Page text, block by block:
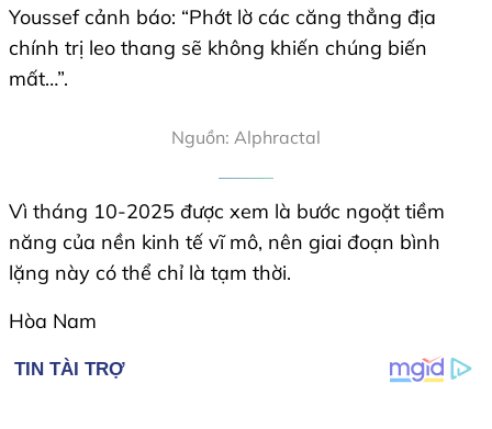
Youssef cảnh báo: “Phớt lờ các căng thẳng địa
chính trị leo thang sẽ không khiến chúng biến
mất…”.
Nguồn: Alphractal
Vì tháng 10-2025 được xem là bước ngoặt tiềm
năng của nền kinh tế vĩ mô, nên giai đoạn bình
lặng này có thể chỉ là tạm thời.
Hòa Nam